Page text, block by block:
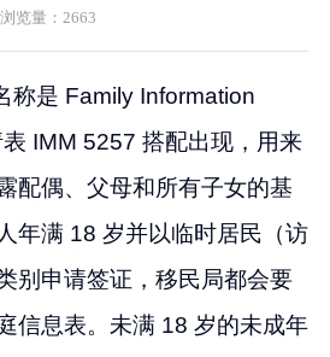
浏览量： 2663
称是 Family Information
IMM 5257 搭配出现，用来
配偶、父母和所有子女的基
年满 18 岁并以临时居民（访
别申请签证，移民局都会要
信息表。未满 18 岁的未成年